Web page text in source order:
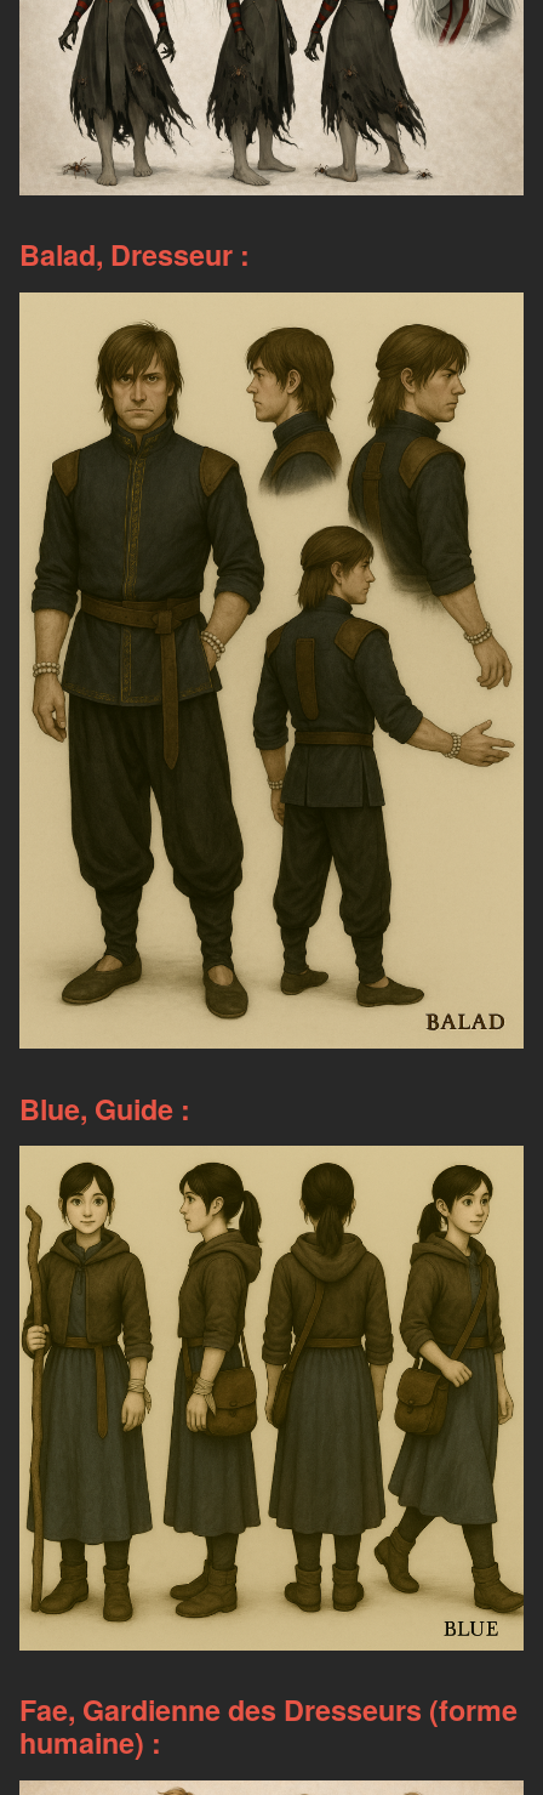
Balad, Dresseur :
Blue, Guide :
Fae, Gardienne des Dresseurs (forme
humaine) :